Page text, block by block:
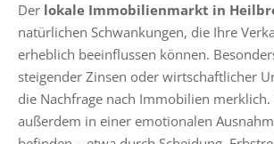
Der lokale Immobilienmarkt in
natürlichen Schwankungen, die Ihre
erheblich beeinflussen können.
steigender Zinsen oder wirtschaftlicher
die Nachfrage nach Immobilien merklich.
außerdem in einer emotionalen